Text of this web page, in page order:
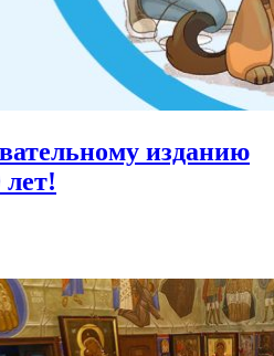
изданию
лет!